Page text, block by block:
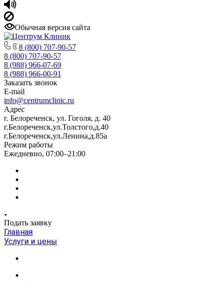
Обычная версия сайта
8 (800) 707-90-57
8 (800) 707-90-57
8 (988) 966-07-69
8 (988) 966-00-91
Заказать звонок
E-mail
info@centrumclinic.ru
Адрес
г. Белореченск, ул. Гоголя, д. 40
г.Белореченск,ул.Толстого,д.40
г.Белореченск,ул.Ленина,д.85а
Режим работы
Ежедневно, 07:00–21:00
Подать заявку
Главная
Услуги и цены